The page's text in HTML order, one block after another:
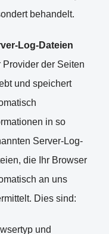
behandelt.
Log-Dateien
Provider der Seiten
und speichert
in so
Server-Log-
die Ihr Browser
an uns
Dies sind:
und